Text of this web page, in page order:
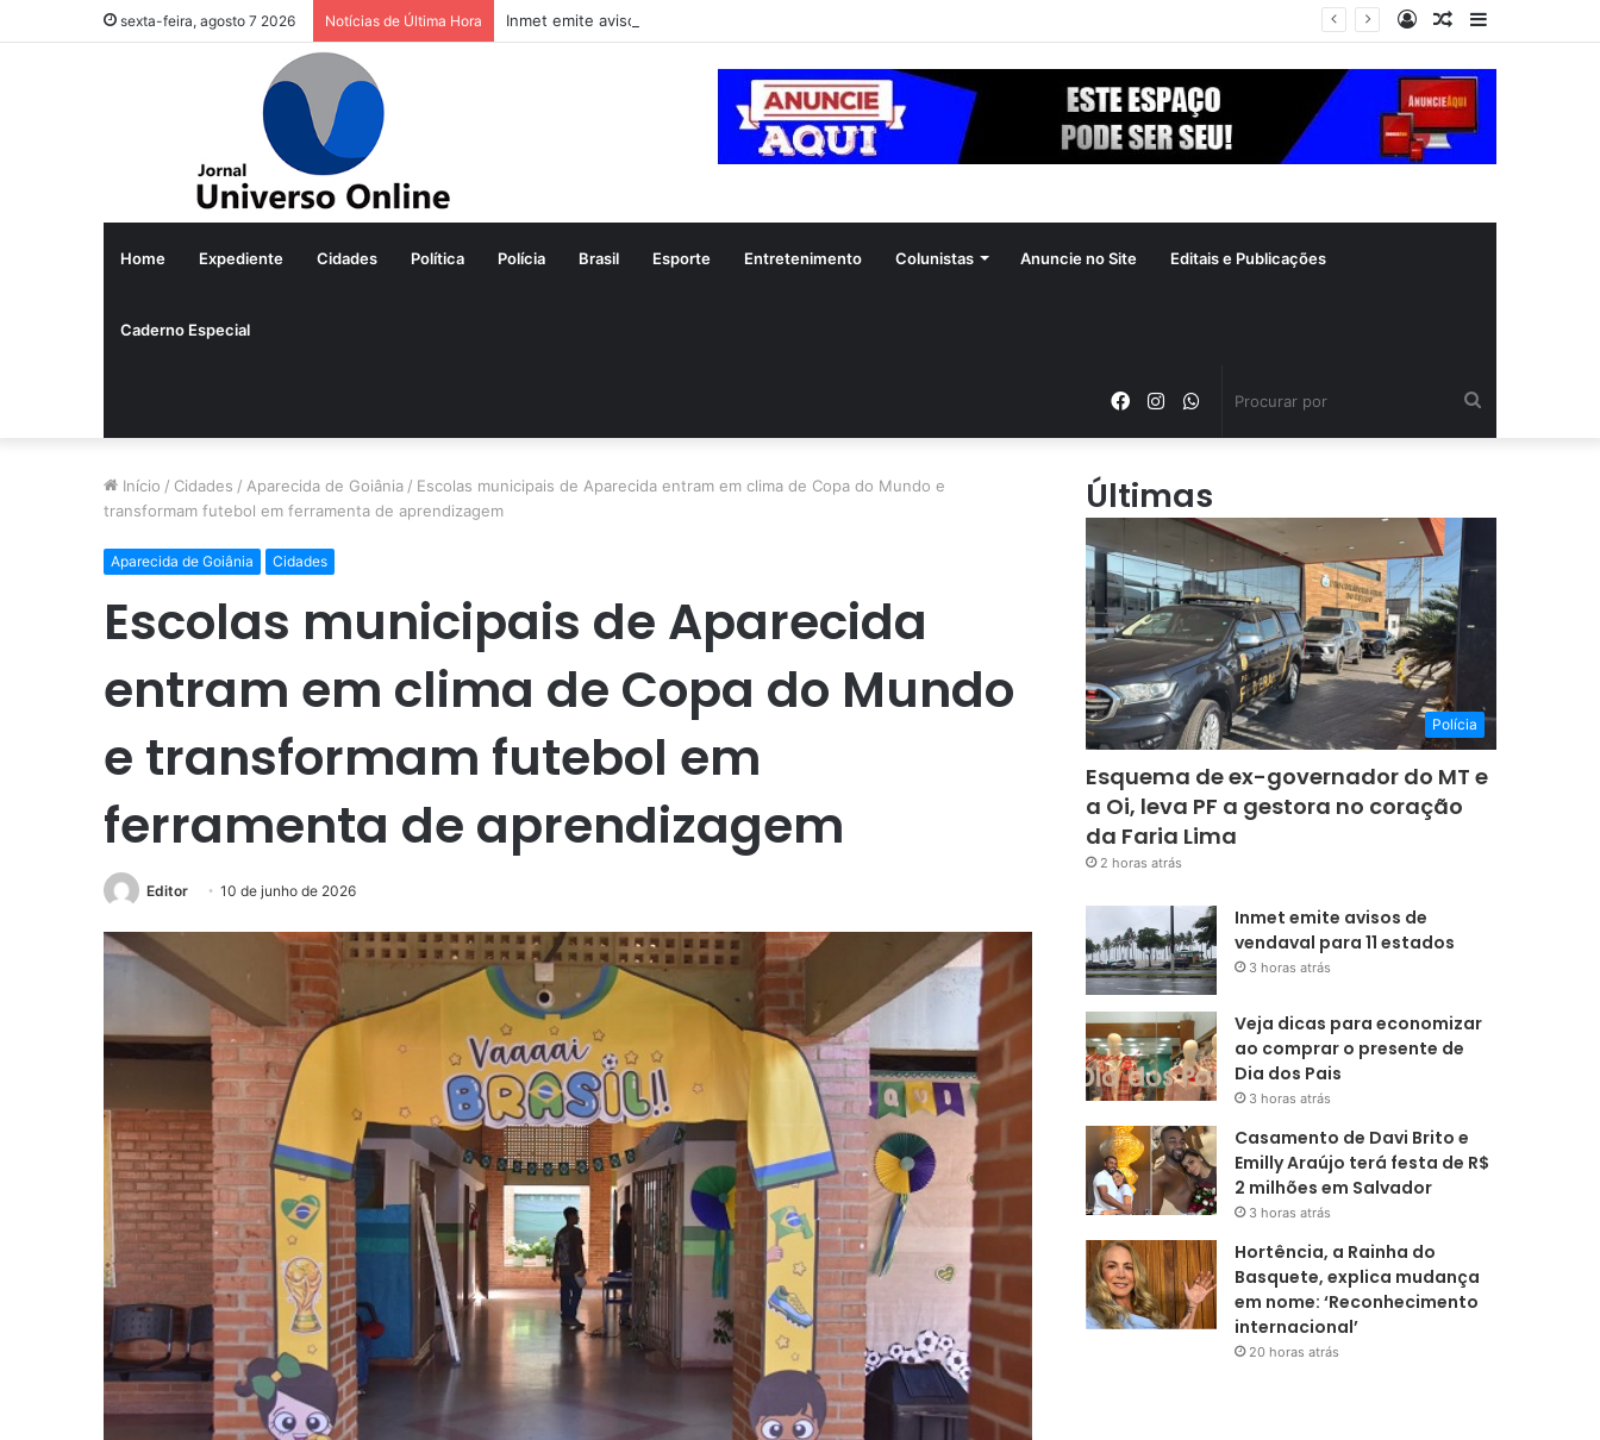
sexta-feira, agosto 7 2026 Notícias de Última Hora Inmet emite avisos de vendaval para 11 estados
Barra
Artigo
Entrar
Home Expediente Cidades Política Polícia Brasil Esporte Entretenimento Colunistas Anuncie no Site Editais e Publicações
Caderno Especial
WhatsApp
Instagram
Facebook
Início / Cidades / Aparecida de Goiânia / Escolas municipais de Aparecida entram em clima de Copa do Mundo e
transformam futebol em ferramenta de aprendizagem
Aparecida de Goiânia Cidades
Escolas municipais de Aparecida
entram em clima de Copa do Mundo
e transformam futebol em
ferramenta de aprendizagem
Editor 10 de junho de 2026
Últimas
Polícia
Esquema de ex-governador do MT e
a Oi, leva PF a gestora no coração
da Faria Lima
2 horas atrás
Inmet emite avisos de
vendaval para 11 estados
3 horas atrás
Veja dicas para economizar
ao comprar o presente de
Dia dos Pais
3 horas atrás
Casamento de Davi Brito e
Emilly Araújo terá festa de R$
2 milhões em Salvador
3 horas atrás
Hortência, a Rainha do
Basquete, explica mudança
em nome: ‘Reconhecimento
internacional’
20 horas atrás